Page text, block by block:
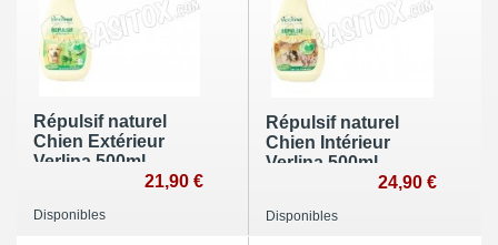
Répulsif naturel
Chien Extérieur
Verlina 500ml
21,90 €
Disponibles
Répulsif naturel
Chien Intérieur
Verlina 500ml
24,90 €
Disponibles